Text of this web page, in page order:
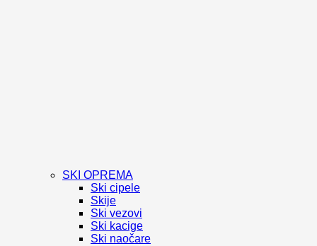
SKI OPREMA
Ski cipele
Skije
Ski vezovi
Ski kacige
Ski naočare